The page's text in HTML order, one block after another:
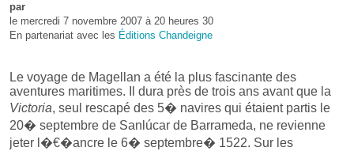
par
le mercredi 7 novembre 2007 à 20 heures 30
En partenariat avec les Éditions Chandeigne
Le voyage de Magellan a été la plus fascinante des
aventures maritimes. Il dura près de trois ans avant que la
Victoria, seul rescapé des 5� navires qui étaient partis le
20� septembre de Sanlúcar de Barrameda, ne revienne
jeter l�€�ancre le 6� septembre� 1522. Sur les